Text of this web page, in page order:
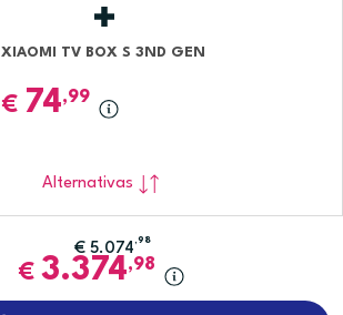
XIAOMI TV BOX S 3ND GEN
€ 74,99
Alternativas
€ 5.074,98
€ 3.374,98